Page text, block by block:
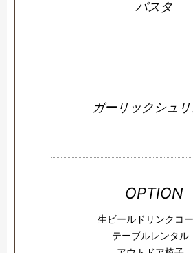
パスタ
ガーリックシュ
OPTION
生ビールドリンクコ
テーブルレンタル